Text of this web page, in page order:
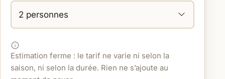
Estimation ferme : le tarif ne varie ni selon la
saison, ni selon la durée. Rien ne s’ajoute au